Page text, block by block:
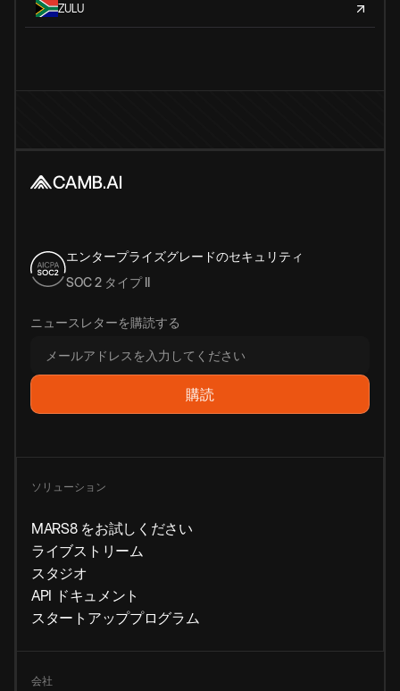
ZULU
エンタープライズグレードのセキュリティ
SOC 2 タイプ II
ニュースレターを購読する
ソリューション
MARS8 をお試しください
ライブストリーム
スタジオ
API ドキュメント
スタートアッププログラム
会社